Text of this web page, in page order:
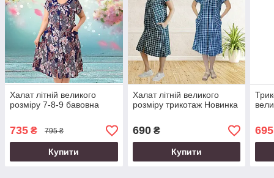
Халат літній великого
розміру 7-8-9 бавовна
735 ₴ 795 ₴
Купити
Халат літній великого
розміру трикотаж Новинка
690₴
Купити
695